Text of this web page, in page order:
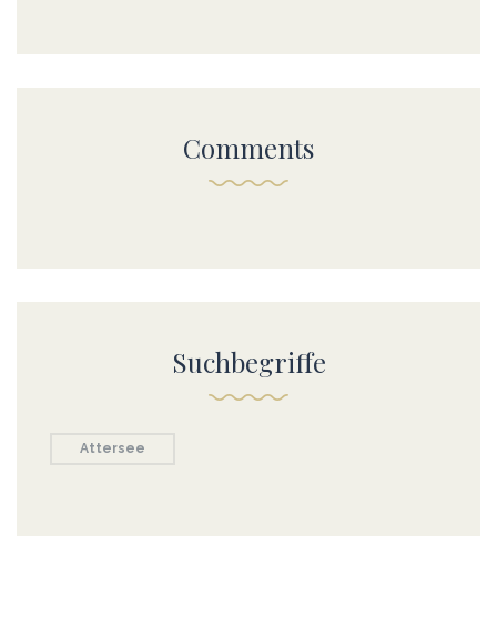
Comments
Suchbegriffe
Attersee